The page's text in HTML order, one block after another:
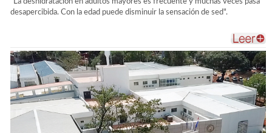
desapercibida. Con la edad puede disminuir la sensación de sed".